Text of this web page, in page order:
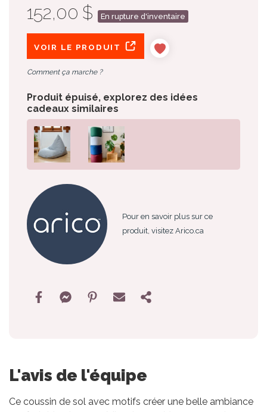
152,00 $ En rupture d'inventaire
VOIR LE PRODUIT
Comment ça marche ?
Produit épuisé, explorez des idées
cadeaux similaires
Pour en savoir plus sur ce
produit, visitez Arico.ca
L'avis de l'équipe
Ce coussin de sol avec motifs créer une belle ambiance